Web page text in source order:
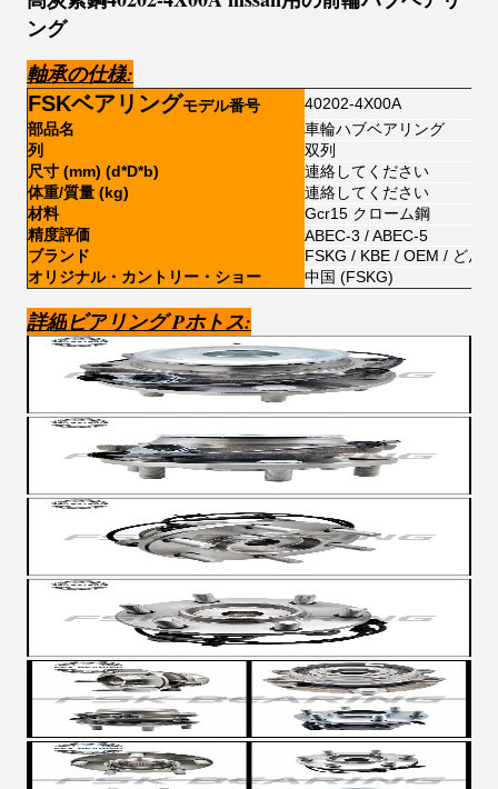
ング
軸承の仕様:
FSKベアリングモデル番号
40202-4X00A
部品名
車輪ハブベアリング
列
双列
尺寸 (mm) (d*D*b)
連絡してください
体重/質量 (kg)
連絡してください
材料
Gcr15 クローム鋼
精度評価
ABEC-3 / ABEC-5
ブランド
FSKG / KBE / OEM / どん
オリジナル・カントリー・ショー
中国 (FSKG)
詳細ビア リング Pホトス: